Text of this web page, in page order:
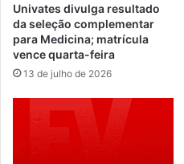
Univates divulga resultado
da seleção complementar
para Medicina; matrícula
vence quarta-feira
13 de julho de 2026